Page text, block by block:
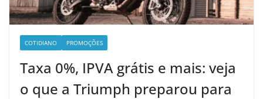
COTIDIANO PROMOÇÕES
Taxa 0%, IPVA grátis e mais: veja
o que a Triumph preparou para